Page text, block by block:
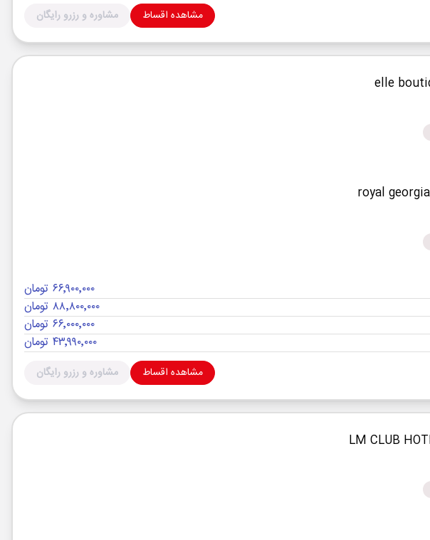
مشاهده اقساط مشاوره و رزرو رایگان
|
۶۶٬۹۰۰٬۰۰۰ تومان
۸۸٬۸۰۰٬۰۰۰ تومان
۶۶٬۰۰۰٬۰۰۰ تومان
۴۳٬۹۹۰٬۰۰۰ تومان
مشاهده اقساط مشاوره و رزرو رایگان